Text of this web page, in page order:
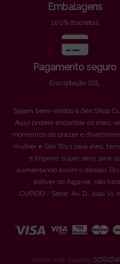
Embalagens
100% discretas
Pagamento seguro
Encriptação SSL
Sejam bem-vindos à Sex Shop
Aqui poderá encontrar os mais
momentos de prazer e
mulher e Sex Toys para eles,
e lingerie super sexy para
aumentando assim o desejo.
estiver no Algarve, não
CUPIDO - Sede: Av. D. Joao
Made with love by